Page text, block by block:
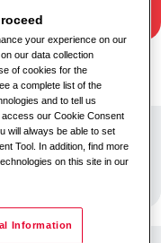
your experience on our
our data collection
of cookies for the
a complete list of the
and to tell us
our Cookie Consent
will always be able to set
Tool. In addition, find more
on this site in our
Information